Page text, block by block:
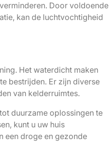
Door voldoende
kan de luchtvochtigheid
Het waterdicht maken
bestrijden. Er zijn diverse
van kelderruimtes.
duurzame oplossingen te
kunt u uw huis
een droge en gezonde